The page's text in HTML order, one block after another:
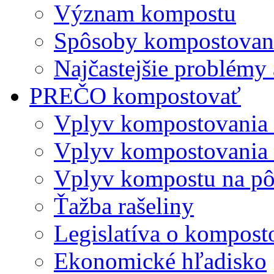
Význam kompostu
Spôsoby
Najčastejšie problémy
PREČO kompostovať
Vplyv kompostovania
Vplyv
Vplyv kompostu na
Ťažba rašeliny
Legislatíva o
Ekonomické hľadisko